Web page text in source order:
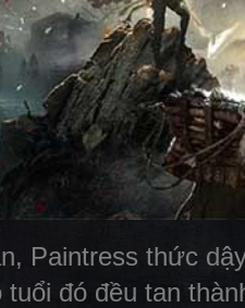
Paintress thức
đó đều tan